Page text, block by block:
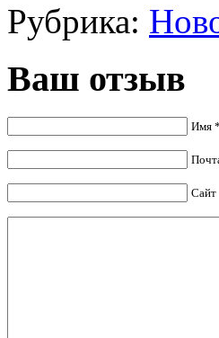
Рубрика:
Ваш отзыв
Имя *
Сайт